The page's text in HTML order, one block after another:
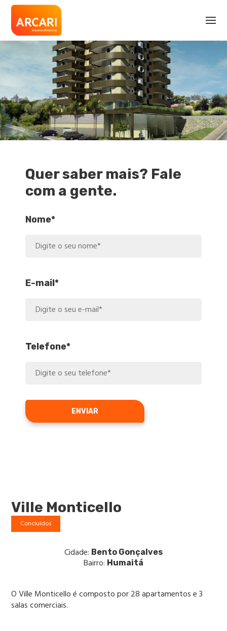
Quer saber mais? Fale
com a gente.
Nome*
E-mail*
Telefone*
ENVIAR
Ville Monticello
Concluídos
Cidade: Bento Gonçalves
Bairro: Humaitá
O Ville Monticello é composto por 28 apartamentos e 3
salas comerciais.